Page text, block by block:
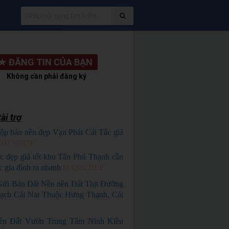
ĐĂNG TIN CỦA BẠN
Không cần phải đăng ký
trợ
bán nền đẹp Vạn Phát Cái Tắc giá
đẹp giá tốt khu Tân Phú Thạnh cần
gia đình ra nhanh
Bán Đất Nền nền Đất Thịt Đường
Cái Nai Thuộc Hưng Thạnh, Cái
Đất Vườn Trung Tâm Ninh Kiều